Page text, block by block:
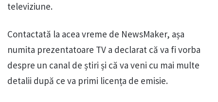
televiziune.
Contactată la acea vreme de NewsMaker, așa
numita prezentatoare TV a declarat că va fi vorba
despre un canal de știri și că va veni cu mai multe
detalii după ce va primi licența de emisie.